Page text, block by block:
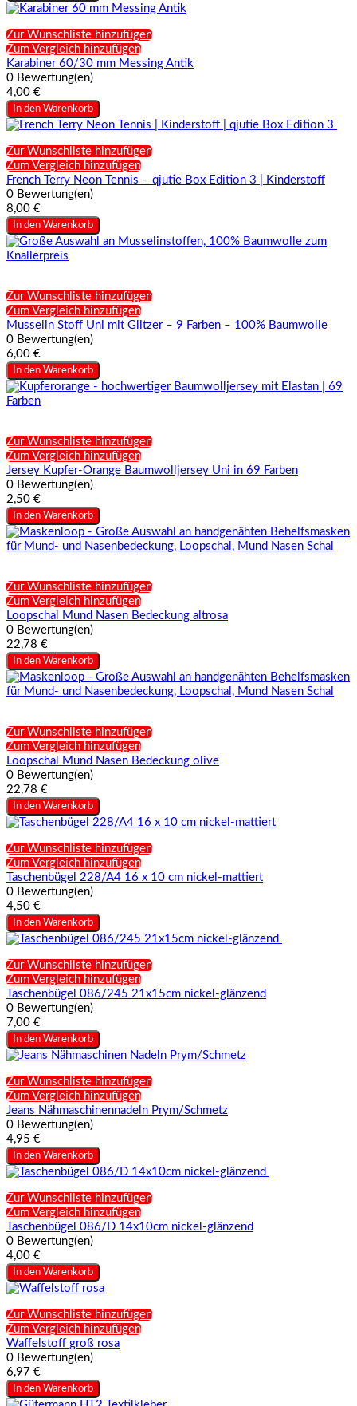
Zur Wunschliste hinzufügen
Zum Vergleich hinzufügen
Karabiner 60/30 mm Messing Antik
0 Bewertung(en)
4,00 €
In den Warenkorb
Zur Wunschliste hinzufügen
Zum Vergleich hinzufügen
French Terry Neon Tennis – qjutie Box Edition 3 | Kinderstoff
0 Bewertung(en)
8,00 €
In den Warenkorb
Zur Wunschliste hinzufügen
Zum Vergleich hinzufügen
Musselin Stoff Uni mit Glitzer – 9 Farben – 100% Baumwolle
0 Bewertung(en)
6,00 €
In den Warenkorb
Zur Wunschliste hinzufügen
Zum Vergleich hinzufügen
Jersey Kupfer-Orange Baumwolljersey Uni in 69 Farben
0 Bewertung(en)
2,50 €
In den Warenkorb
Zur Wunschliste hinzufügen
Zum Vergleich hinzufügen
Loopschal Mund Nasen Bedeckung altrosa
0 Bewertung(en)
22,78 €
In den Warenkorb
Zur Wunschliste hinzufügen
Zum Vergleich hinzufügen
Loopschal Mund Nasen Bedeckung olive
0 Bewertung(en)
22,78 €
In den Warenkorb
Zur Wunschliste hinzufügen
Zum Vergleich hinzufügen
Taschenbügel 228/A4 16 x 10 cm nickel-mattiert
0 Bewertung(en)
4,50 €
In den Warenkorb
Zur Wunschliste hinzufügen
Zum Vergleich hinzufügen
Taschenbügel 086/245 21x15cm nickel-glänzend
0 Bewertung(en)
7,00 €
In den Warenkorb
Zur Wunschliste hinzufügen
Zum Vergleich hinzufügen
Jeans Nähmaschinennadeln Prym/Schmetz
0 Bewertung(en)
4,95 €
In den Warenkorb
Zur Wunschliste hinzufügen
Zum Vergleich hinzufügen
Taschenbügel 086/D 14x10cm nickel-glänzend
0 Bewertung(en)
4,00 €
In den Warenkorb
Zur Wunschliste hinzufügen
Zum Vergleich hinzufügen
Waffelstoff groß rosa
0 Bewertung(en)
6,97 €
In den Warenkorb